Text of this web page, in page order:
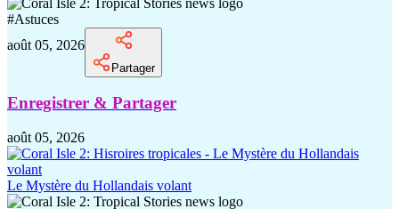
#Astuces
août 05, 2026
Partager
Enregistrer & Partager
août 05, 2026
Le Mystère du Hollandais volant